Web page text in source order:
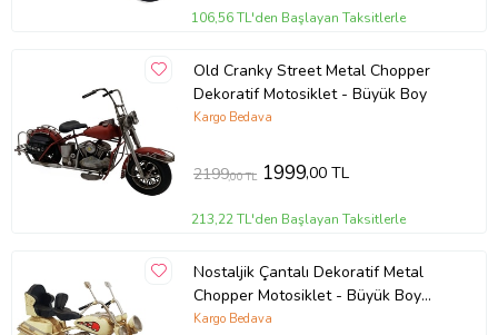
106,56 TL'den Başlayan Taksitlerle
Old Cranky Street Metal Chopper
Dekoratif Motosiklet - Büyük Boy
Kargo Bedava
2199,00 TL 1999,00 TL
213,22 TL'den Başlayan Taksitlerle
Nostaljik Çantalı Dekoratif Metal
Chopper Motosiklet - Büyük Boy
(Krem)
Kargo Bedava